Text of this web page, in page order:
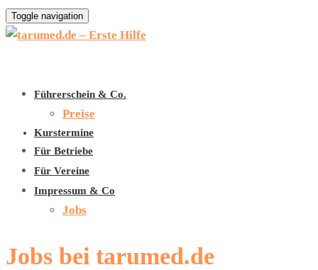
Toggle navigation
Führerschein & Co.
Preise
Kurstermine
Für Betriebe
Für Vereine
Impressum & Co
Jobs
Jobs bei tarumed.de